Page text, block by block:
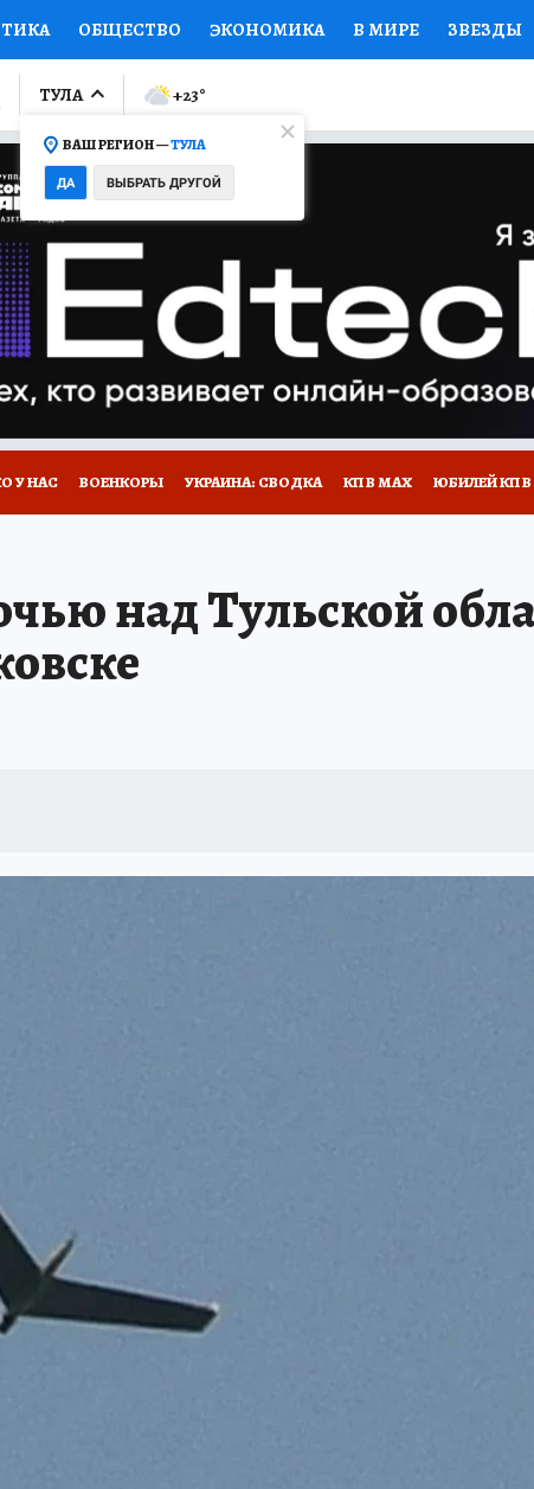
ОБЩЕСТВО ЭКОНОМИКА В МИРЕ ЗВЕЗДЫ
ПРОИСШЕСТВИЯ НАЦИОНАЛЬНЫЕ
ОТКРЫВАЕМ МИР СЕМЬЯ ЖЕНСКИЕ
ПРОМОКОДЫ СЕРИАЛЫ
КОЛЛЕКЦИИ КОНКУРСЫ
САЙТЕ
ТУЛА
ВАШ РЕГИОН —ТУЛА
ДА ВЫБРАТЬ ДРУГОЙ
+23°
У НАС ВОЕНКОРЫ УКРАИНА: СВОДКА КП В МАХ ЮБИЛЕЙ КП В
над Тульской